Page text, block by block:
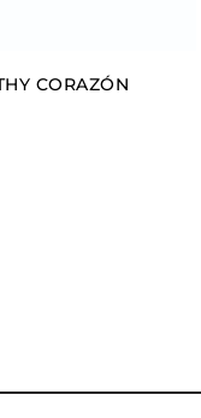
CORAZÓN